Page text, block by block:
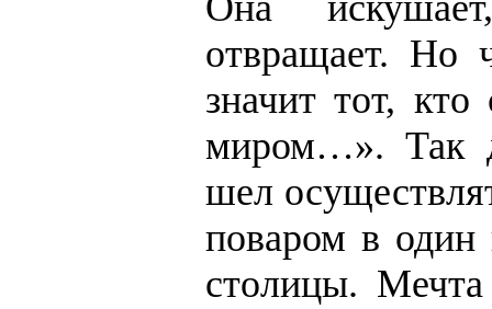
отвращает. Но
значит тот, кто
миром…». Так
шел
поваром в один
столицы.